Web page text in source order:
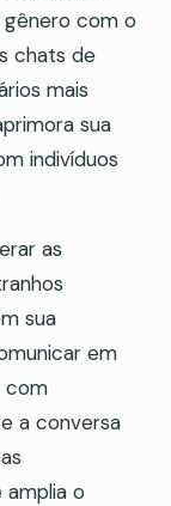
gênero com o
chats de
mais
sua
indivíduos
as
sua
em
com
a conversa
amplia o